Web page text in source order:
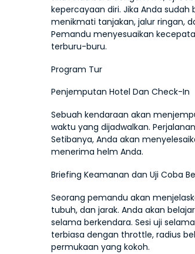
kepercayaan diri. Jika Anda
menikmati tanjakan, jalur ringan,
Pemandu menyesuaikan
terburu-buru.
Program Tur
Penjemputan Hotel Dan Check-In
Sebuah kendaraan akan
waktu yang dijadwalkan.
Setibanya, Anda akan
menerima helm Anda.
Briefing Keamanan dan Uji Coba
Seorang pemandu akan
tubuh, dan jarak. Anda akan
selama berkendara. Sesi uji
terbiasa dengan throttle, radius
permukaan yang kokoh.